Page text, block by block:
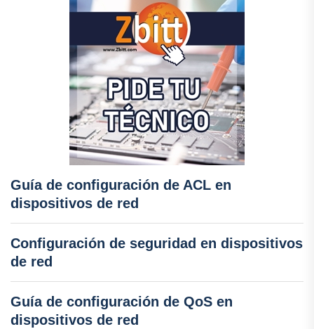
Guía de configuración de ACL en
dispositivos de red
Configuración de seguridad en dispositivos
de red
Guía de configuración de QoS en
dispositivos de red